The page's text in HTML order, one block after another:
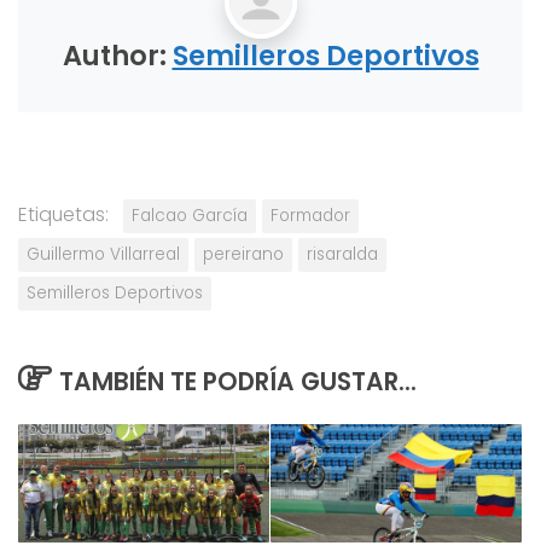
Author: Semilleros Deportivos
Etiquetas: Falcao García
Formador
Guillermo Villarreal
pereirano
risaralda
Semilleros Deportivos
TAMBIÉN TE PODRÍA GUSTAR...